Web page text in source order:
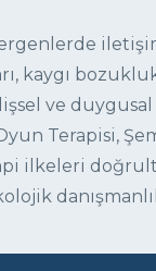
kaygı
ve
Terapisi,
ilkeleri